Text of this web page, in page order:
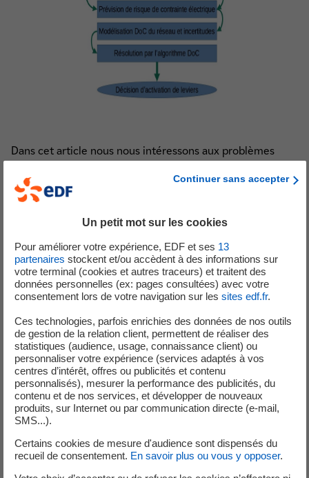
Dans cet article nous nous intéressons aux problèmes
contraintes sont sous la forme de différences-de-
convexes (DoC). Cette classe de problèmes contient
strictement les problèmes convexes, et plus
soit dans cette classe soit peut être approximé avec une
précision arbitraire par une instance de cette classe. Nous
présentons une méthode de faisceaux pour résoudre un
problème DoC, qui nous permet d’obtenir un point critique
de l’instance sans requérir de point initial réalisable. Celle-
ci est plus générale que les méthodes actuelles pour les
problèmes DoC sans contraintes, et ne repose pas sur une
technique de pénalisation. Il s’agit d’un processus itératif
où chaque nouveau point est solution d’un sous-problème
quadratique fortement convexe. Son analyse de
convergence est présentée dans un cas général, ainsi que
être caractérisée plus fortement grâce aux définitions de
Continuer sans accepter
Un petit mot sur les cookies
Pour améliorer votre expérience, EDF et ses 13
partenaires stockent et/ou accèdent à des informations sur
votre terminal (cookies et autres traceurs) et traitent des
données personnelles (ex: pages consultées) avec votre
consentement lors de votre navigation sur les sites edf.fr.
Ces technologies, parfois enrichies des données de nos outils
de gestion de la relation client, permettent de réaliser des
statistiques (audience, usage, connaissance client) ou
personnaliser votre expérience (services adaptés à vos
centres d’intérêt, offres ou publicités et contenu
personnalisés), mesurer la performance des publicités, du
contenu et de nos services, et développer de nouveaux
produits, sur Internet ou par communication directe (e-mail,
SMS...).
Certains cookies de mesure d'audience sont dispensés du
recueil de consentement. En savoir plus ou vous y opposer.